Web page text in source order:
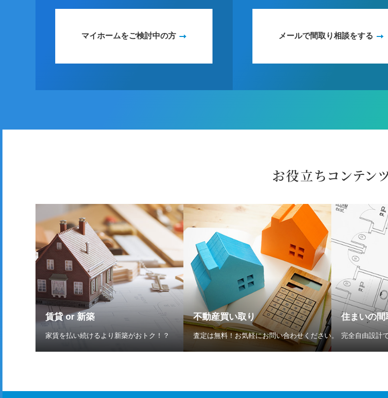
マイホームをご検討中の方 メールで間取り相談をする
お役立ちコンテン
賃貸 or 新築
家賃を払い続けるより新築がおトク！？
不動産買い取り
査定は無料！お気軽にお問い合わせください。
住まいの
完全自由設計